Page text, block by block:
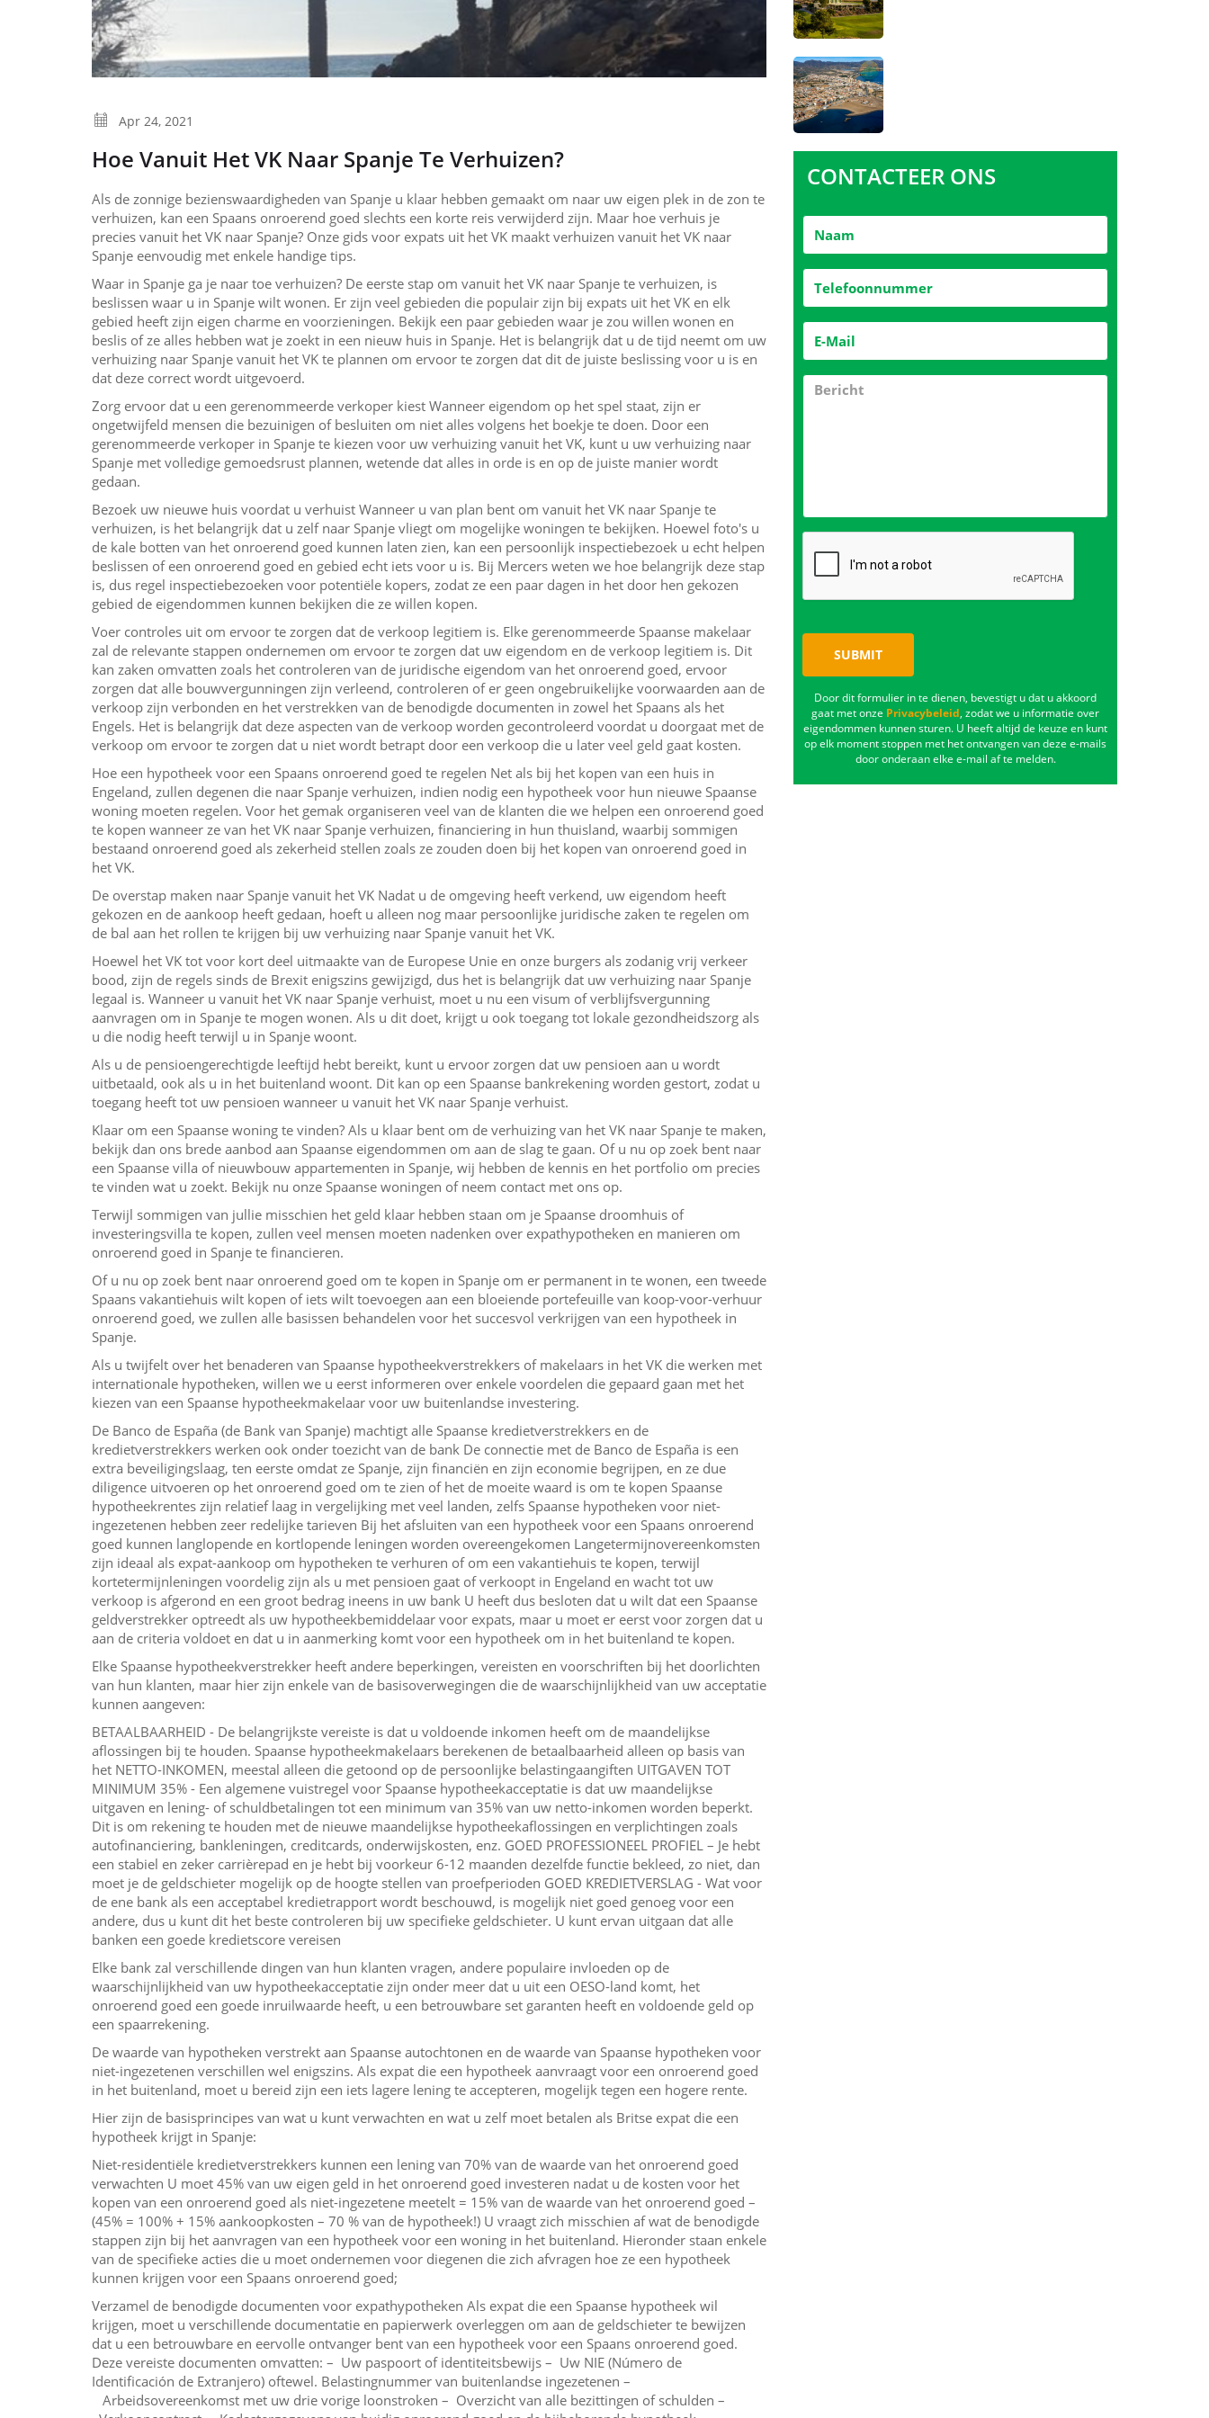
Apr 24, 2021
Hoe Vanuit Het VK Naar Spanje Te Verhuizen?
Als de zonnige bezienswaardigheden van Spanje u klaar hebben gemaakt om naar uw eigen plek in de zon te
verhuizen, kan een Spaans onroerend goed slechts een korte reis verwijderd zijn. Maar hoe verhuis je
precies vanuit het VK naar Spanje? Onze gids voor expats uit het VK maakt verhuizen vanuit het VK naar
Spanje eenvoudig met enkele handige tips.
Waar in Spanje ga je naar toe verhuizen? De eerste stap om vanuit het VK naar Spanje te verhuizen, is
beslissen waar u in Spanje wilt wonen. Er zijn veel gebieden die populair zijn bij expats uit het VK en elk
gebied heeft zijn eigen charme en voorzieningen. Bekijk een paar gebieden waar je zou willen wonen en
beslis of ze alles hebben wat je zoekt in een nieuw huis in Spanje. Het is belangrijk dat u de tijd neemt om uw
verhuizing naar Spanje vanuit het VK te plannen om ervoor te zorgen dat dit de juiste beslissing voor u is en
dat deze correct wordt uitgevoerd.
Zorg ervoor dat u een gerenommeerde verkoper kiest Wanneer eigendom op het spel staat, zijn er
ongetwijfeld mensen die bezuinigen of besluiten om niet alles volgens het boekje te doen. Door een
gerenommeerde verkoper in Spanje te kiezen voor uw verhuizing vanuit het VK, kunt u uw verhuizing naar
Spanje met volledige gemoedsrust plannen, wetende dat alles in orde is en op de juiste manier wordt
gedaan.
Bezoek uw nieuwe huis voordat u verhuist Wanneer u van plan bent om vanuit het VK naar Spanje te
verhuizen, is het belangrijk dat u zelf naar Spanje vliegt om mogelijke woningen te bekijken. Hoewel foto's u
de kale botten van het onroerend goed kunnen laten zien, kan een persoonlijk inspectiebezoek u echt helpen
beslissen of een onroerend goed en gebied echt iets voor u is. Bij Mercers weten we hoe belangrijk deze stap
is, dus regel inspectiebezoeken voor potentiële kopers, zodat ze een paar dagen in het door hen gekozen
gebied de eigendommen kunnen bekijken die ze willen kopen.
Voer controles uit om ervoor te zorgen dat de verkoop legitiem is. Elke gerenommeerde Spaanse makelaar
zal de relevante stappen ondernemen om ervoor te zorgen dat uw eigendom en de verkoop legitiem is. Dit
kan zaken omvatten zoals het controleren van de juridische eigendom van het onroerend goed, ervoor
zorgen dat alle bouwvergunningen zijn verleend, controleren of er geen ongebruikelijke voorwaarden aan de
verkoop zijn verbonden en het verstrekken van de benodigde documenten in zowel het Spaans als het
Engels. Het is belangrijk dat deze aspecten van de verkoop worden gecontroleerd voordat u doorgaat met de
verkoop om ervoor te zorgen dat u niet wordt betrapt door een verkoop die u later veel geld gaat kosten.
Hoe een hypotheek voor een Spaans onroerend goed te regelen Net als bij het kopen van een huis in
Engeland, zullen degenen die naar Spanje verhuizen, indien nodig een hypotheek voor hun nieuwe Spaanse
woning moeten regelen. Voor het gemak organiseren veel van de klanten die we helpen een onroerend goed
te kopen wanneer ze van het VK naar Spanje verhuizen, financiering in hun thuisland, waarbij sommigen
bestaand onroerend goed als zekerheid stellen zoals ze zouden doen bij het kopen van onroerend goed in
het VK.
De overstap maken naar Spanje vanuit het VK Nadat u de omgeving heeft verkend, uw eigendom heeft
gekozen en de aankoop heeft gedaan, hoeft u alleen nog maar persoonlijke juridische zaken te regelen om
de bal aan het rollen te krijgen bij uw verhuizing naar Spanje vanuit het VK.
Hoewel het VK tot voor kort deel uitmaakte van de Europese Unie en onze burgers als zodanig vrij verkeer
bood, zijn de regels sinds de Brexit enigszins gewijzigd, dus het is belangrijk dat uw verhuizing naar Spanje
legaal is. Wanneer u vanuit het VK naar Spanje verhuist, moet u nu een visum of verblijfsvergunning
aanvragen om in Spanje te mogen wonen. Als u dit doet, krijgt u ook toegang tot lokale gezondheidszorg als
u die nodig heeft terwijl u in Spanje woont.
Als u de pensioengerechtigde leeftijd hebt bereikt, kunt u ervoor zorgen dat uw pensioen aan u wordt
uitbetaald, ook als u in het buitenland woont. Dit kan op een Spaanse bankrekening worden gestort, zodat u
toegang heeft tot uw pensioen wanneer u vanuit het VK naar Spanje verhuist.
Klaar om een ​​Spaanse woning te vinden? Als u klaar bent om de verhuizing van het VK naar Spanje te maken,
bekijk dan ons brede aanbod aan Spaanse eigendommen om aan de slag te gaan. Of u nu op zoek bent naar
een Spaanse villa of nieuwbouw appartementen in Spanje, wij hebben de kennis en het portfolio om precies
te vinden wat u zoekt. Bekijk nu onze Spaanse woningen of neem contact met ons op.
Terwijl sommigen van jullie misschien het geld klaar hebben staan ​​om je Spaanse droomhuis of
investeringsvilla te kopen, zullen veel mensen moeten nadenken over expathypotheken en manieren om
onroerend goed in Spanje te financieren.
Of u nu op zoek bent naar onroerend goed om te kopen in Spanje om er permanent in te wonen, een tweede
Spaans vakantiehuis wilt kopen of iets wilt toevoegen aan een bloeiende portefeuille van koop-voor-verhuur
onroerend goed, we zullen alle basissen behandelen voor het succesvol verkrijgen van een hypotheek in
Spanje.
Als u twijfelt over het benaderen van Spaanse hypotheekverstrekkers of makelaars in het VK die werken met
internationale hypotheken, willen we u eerst informeren over enkele voordelen die gepaard gaan met het
kiezen van een Spaanse hypotheekmakelaar voor uw buitenlandse investering.
De Banco de España (de Bank van Spanje) machtigt alle Spaanse kredietverstrekkers en de
kredietverstrekkers werken ook onder toezicht van de bank De connectie met de Banco de España is een
extra beveiligingslaag, ten eerste omdat ze Spanje, zijn financiën en zijn economie begrijpen, en ze due
diligence uitvoeren op het onroerend goed om te zien of het de moeite waard is om te kopen Spaanse
hypotheekrentes zijn relatief laag in vergelijking met veel landen, zelfs Spaanse hypotheken voor niet-
ingezetenen hebben zeer redelijke tarieven Bij het afsluiten van een hypotheek voor een Spaans onroerend
goed kunnen langlopende en kortlopende leningen worden overeengekomen Langetermijnovereenkomsten
zijn ideaal als expat-aankoop om hypotheken te verhuren of om een ​​vakantiehuis te kopen, terwijl
kortetermijnleningen voordelig zijn als u met pensioen gaat of verkoopt in Engeland en wacht tot uw
verkoop is afgerond en een groot bedrag ineens in uw bank U heeft dus besloten dat u wilt dat een Spaanse
geldverstrekker optreedt als uw hypotheekbemiddelaar voor expats, maar u moet er eerst voor zorgen dat u
aan de criteria voldoet en dat u in aanmerking komt voor een hypotheek om in het buitenland te kopen.
Elke Spaanse hypotheekverstrekker heeft andere beperkingen, vereisten en voorschriften bij het doorlichten
van hun klanten, maar hier zijn enkele van de basisoverwegingen die de waarschijnlijkheid van uw acceptatie
kunnen aangeven:
BETAALBAARHEID - De belangrijkste vereiste is dat u voldoende inkomen heeft om de maandelijkse
aflossingen bij te houden. Spaanse hypotheekmakelaars berekenen de betaalbaarheid alleen op basis van
het NETTO-INKOMEN, meestal alleen die getoond op de persoonlijke belastingaangiften UITGAVEN TOT
MINIMUM 35% - Een algemene vuistregel voor Spaanse hypotheekacceptatie is dat uw maandelijkse
uitgaven en lening- of schuldbetalingen tot een minimum van 35% van uw netto-inkomen worden beperkt.
Dit is om rekening te houden met de nieuwe maandelijkse hypotheekaflossingen en verplichtingen zoals
autofinanciering, bankleningen, creditcards, onderwijskosten, enz. GOED PROFESSIONEEL PROFIEL – Je hebt
een stabiel en zeker carrièrepad en je hebt bij voorkeur 6-12 maanden dezelfde functie bekleed, zo niet, dan
moet je de geldschieter mogelijk op de hoogte stellen van proefperioden GOED KREDIETVERSLAG - Wat voor
de ene bank als een acceptabel kredietrapport wordt beschouwd, is mogelijk niet goed genoeg voor een
andere, dus u kunt dit het beste controleren bij uw specifieke geldschieter. U kunt ervan uitgaan dat alle
banken een goede kredietscore vereisen
Elke bank zal verschillende dingen van hun klanten vragen, andere populaire invloeden op de
waarschijnlijkheid van uw hypotheekacceptatie zijn onder meer dat u uit een OESO-land komt, het
onroerend goed een goede inruilwaarde heeft, u een betrouwbare set garanten heeft en voldoende geld op
een spaarrekening.
De waarde van hypotheken verstrekt aan Spaanse autochtonen en de waarde van Spaanse hypotheken voor
niet-ingezetenen verschillen wel enigszins. Als expat die een hypotheek aanvraagt ​​voor een onroerend goed
in het buitenland, moet u bereid zijn een iets lagere lening te accepteren, mogelijk tegen een hogere rente.
Hier zijn de basisprincipes van wat u kunt verwachten en wat u zelf moet betalen als Britse expat die een
hypotheek krijgt in Spanje:
Niet-residentiële kredietverstrekkers kunnen een lening van 70% van de waarde van het onroerend goed
verwachten U moet 45% van uw eigen geld in het onroerend goed investeren nadat u de kosten voor het
kopen van een onroerend goed als niet-ingezetene meetelt = 15% van de waarde van het onroerend goed –
(45% = 100% + 15% aankoopkosten – 70 % van de hypotheek!) U vraagt ​​zich misschien af ​​wat de benodigde
stappen zijn bij het aanvragen van een hypotheek voor een woning in het buitenland. Hieronder staan ​​enkele
van de specifieke acties die u moet ondernemen voor diegenen die zich afvragen hoe ze een hypotheek
kunnen krijgen voor een Spaans onroerend goed;
Verzamel de benodigde documenten voor expathypotheken Als expat die een Spaanse hypotheek wil
krijgen, moet u verschillende documentatie en papierwerk overleggen om aan de geldschieter te bewijzen
dat u een betrouwbare en eervolle ontvanger bent van een hypotheek voor een Spaans onroerend goed.
Deze vereiste documenten omvatten: – Uw paspoort of identiteitsbewijs – Uw NIE (Número de
Identificación de Extranjero) oftewel. Belastingnummer van buitenlandse ingezetenen –
Arbeidsovereenkomst met uw drie vorige loonstroken – Overzicht van alle bezittingen of schulden –
CONTACTEER ONS
SUBMIT
Door dit formulier in te dienen, bevestigt u dat u akkoord
gaat met onze Privacybeleid, zodat we u informatie over
eigendommen kunnen sturen. U heeft altijd de keuze en kunt
op elk moment stoppen met het ontvangen van deze e-mails
door onderaan elke e-mail af te melden.